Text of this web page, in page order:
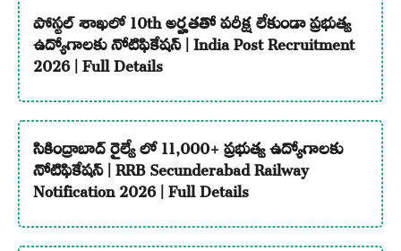
పోస్టల్ శాఖలో 10th అర్హతతో పరీక్ష లేకుండా ప్రభుత్వ
ఉద్యోగాలకు నోటిఫికేషన్ | India Post Recruitment
2026 | Full Details
సికింద్రాబాద్ రైల్వే లో 11,000+ ప్రభుత్వ ఉద్యోగాలకు
నోటిఫికేషన్ | RRB Secunderabad Railway
Notification 2026 | Full Details